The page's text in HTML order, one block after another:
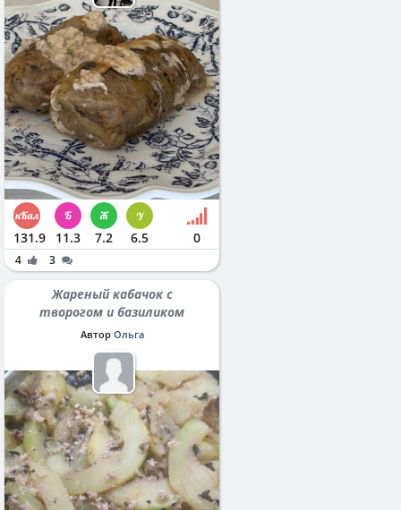
131.9 11.3 7.2 6.5 0
4 3
Жареный кабачок с
творогом и базиликом
Автор Ольга